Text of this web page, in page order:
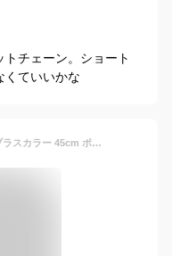
チェーン。ショート
くていいかな
ウォレットチェーン 牛革 4本編み ブラスカラー 45cm ポスト投函 送料無料 / 本革 レザー 4本編み ウォレットループ 革 ウォレットロープ ウォレットコード ジュエリー・アクセサリー メンズ アクセサリー ウォレットチェーン 革 ポイント消化